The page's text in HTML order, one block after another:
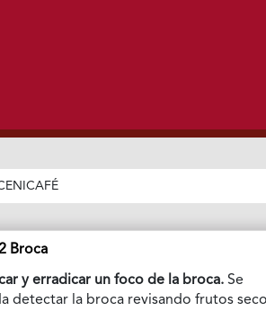
Broca
y erradicar un foco de la broca.Se
detectar la broca revisando frutos